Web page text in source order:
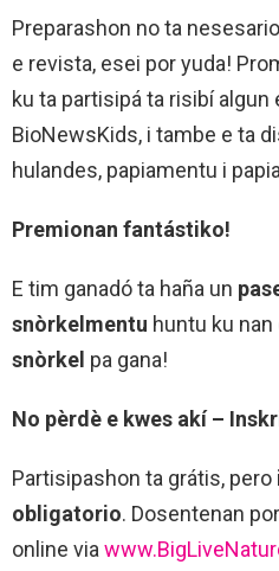
Preparashon no ta
e revista, esei por yuda!
ku ta partisipá ta risibí
BioNewsKids, i tambe e ta
hulandes, papiamentu i
Premionan fantástiko!
E tim ganadó ta haña un
snòrkelmentu huntu ku
snòrkel pa gana!
No pèrdè e kwes akí –
Partisipashon ta grátis, pero
obligatorio. Dosentenan
online via